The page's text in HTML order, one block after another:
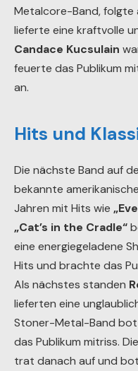
Metalcore-Band, folgte
lieferte eine kraftvolle
Candace Kucsulain
feuerte das Publikum
an.
Hits und
Die nächste Band auf
bekannte
Jahren mit Hits wie
„Cat’s in the Cradle“
eine energiegeladene
Hits und brachte das
Als nächstes standen
lieferten eine
Stoner-Metal-Band bot
das Publikum mitriss.
trat danach auf und